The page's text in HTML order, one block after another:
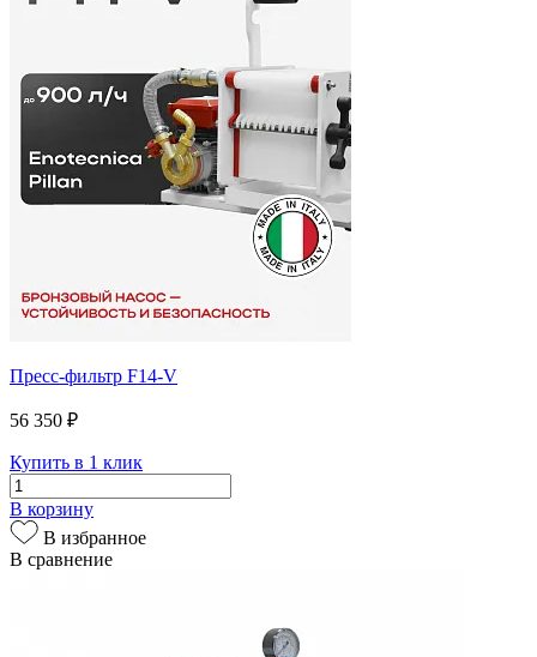
Пресс-фильтр F14-V
56 350 ₽
Купить в 1 клик
В корзину
В избранное
В сравнение